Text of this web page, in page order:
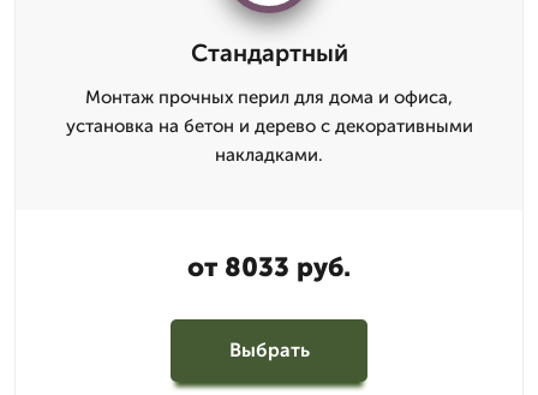
Стандартный
Монтаж прочных перил для дома и офиса,
установка на бетон и дерево с декоративными
накладками.
от 8033 руб.
Выбрать